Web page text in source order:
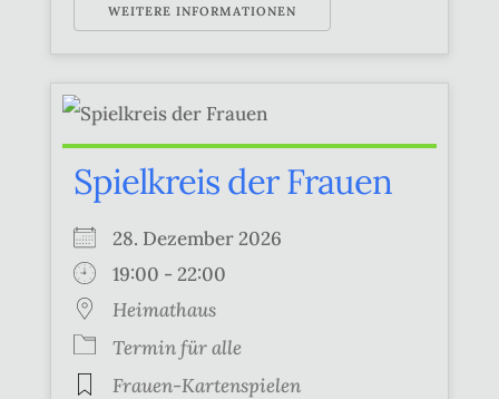
WEITERE INFORMATIONEN
Spielkreis der Frauen
28. Dezember 2026
19:00 - 22:00
Heimathaus
Termin für alle
Frauen-Kartenspielen